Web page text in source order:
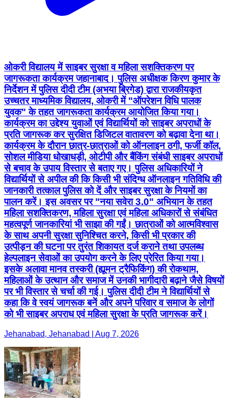
ओकरी विद्यालय में साइबर सुरक्षा व महिला सशक्तिकरण पर
जागरूकता कार्यक्रम जहानाबाद। पुलिस अधीक्षक किरण कुमार के
कार्यक्रम का उद्देश्य युवाओं एवं विद्यार्थियों को साइबर अपराधों के
प्रति जागरूक कर सुरक्षित डिजिटल वातावरण को बढ़ावा देना था।
कार्यक्रम के दौरान छात्र-छात्राओं को ऑनलाइन ठगी, फर्जी कॉल,
सोशल मीडिया धोखाधड़ी, ओटीपी और बैंकिंग संबंधी साइबर अपराधों
से बचाव के उपाय विस्तार से बताए गए। पुलिस अधिकारियों ने
विद्यार्थियों से अपील की कि किसी भी संदिग्ध ऑनलाइन गतिविधि की
जानकारी तत्काल पुलिस को दें और साइबर सुरक्षा के नियमों का
पालन करें। इस अवसर पर "नया सवेरा 3.0" अभियान के तहत
महिला सशक्तिकरण, महिला सुरक्षा एवं महिला अधिकारों से संबंधित
महत्वपूर्ण जानकारियां भी साझा की गईं। छात्राओं को आत्मविश्वास
के साथ अपनी सुरक्षा सुनिश्चित करने, किसी भी प्रकार की
उत्पीड़न की घटना पर तुरंत शिकायत दर्ज कराने तथा उपलब्ध
हेल्पलाइन सेवाओं का उपयोग करने के लिए प्रेरित किया गया।
इसके अलावा मानव तस्करी (ह्यूमन ट्रैफिकिंग) की रोकथाम,
महिलाओं के उत्थान और समाज में उनकी भागीदारी बढ़ाने जैसे विषयों
पर भी विस्तार से चर्चा की गई। पुलिस दीदी टीम ने विद्यार्थियों से
कहा कि वे स्वयं जागरूक बनें और अपने परिवार व समाज के लोगों
को भी साइबर अपराध एवं महिला सुरक्षा के प्रति जागरूक करें।
Jehanabad, Jehanabad | Aug 7, 2026